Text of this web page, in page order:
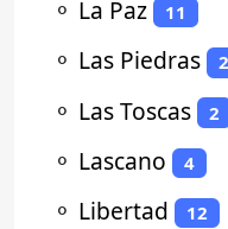
⚬ La Paz 11
⚬ Las Piedras
⚬ Las Toscas 2
⚬ Lascano 4
⚬ Libertad 12